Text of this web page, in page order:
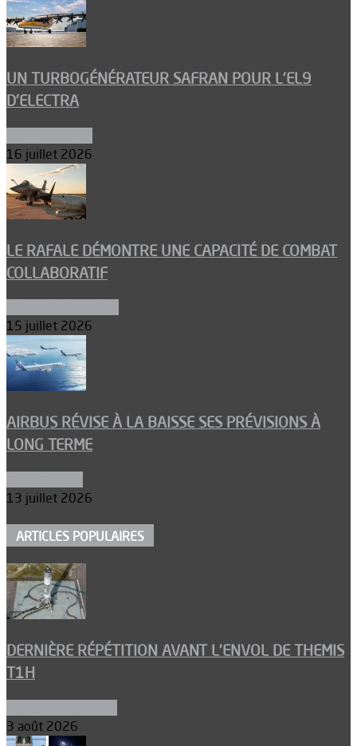
UN TURBOGÉNÉRATEUR SAFRAN POUR L’EL9
D’ELECTRA
16 juillet 2026
LE RAFALE DÉMONTRE UNE CAPACITÉ DE COMBAT
COLLABORATIF
15 juillet 2026
AIRBUS RÉVISE À LA BAISSE SES PRÉVISIONS À
LONG TERME
13 juillet 2026
ARTICLES POPULAIRES
DERNIÈRE RÉPÉTITION AVANT L’ENVOL DE THEMIS
T1H
3 août 2026